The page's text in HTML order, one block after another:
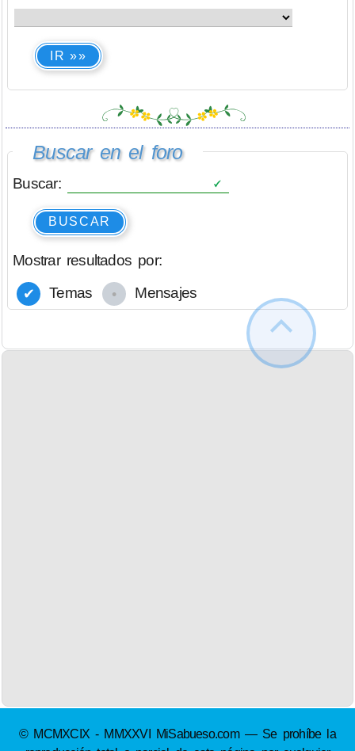
IR »»
Buscar en el foro
Buscar:
BUSCAR
Mostrar resultados por:
Temas
Mensajes
© MCMXCIX - MMXXVI MiSabueso.com — Se prohíbe la